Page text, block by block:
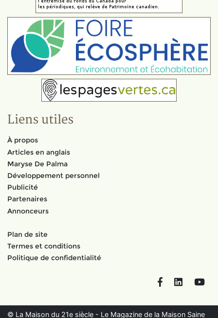
Liens utiles
À propos
Articles en anglais
Maryse De Palma
Développement personnel
Publicité
Partenaires
Annonceurs
Plan de site
Termes et conditions
Politique de confidentialité
FacebookLinkedIn
© La Maison du 21e siècle - Le Magazine de la Maison Saine